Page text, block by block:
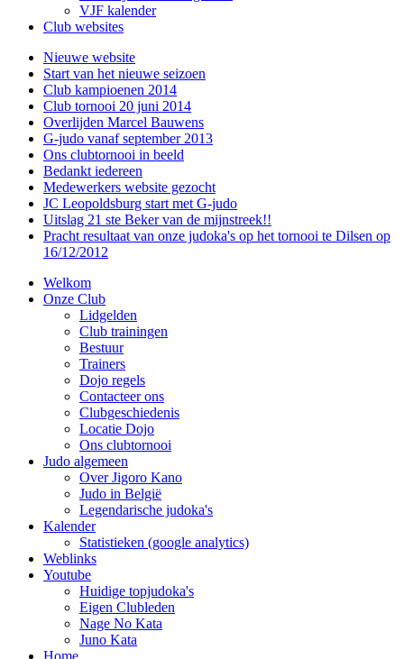
VJF kalender
Club websites
Nieuwe website
Start van het nieuwe seizoen
Club kampioenen 2014
Club tornooi 20 juni 2014
Overlijden Marcel Bauwens
G-judo vanaf september 2013
Ons clubtornooi in beeld
Bedankt iedereen
Medewerkers website gezocht
JC Leopoldsburg start met G-judo
Uitslag 21 ste Beker van de mijnstreek!!
Pracht resultaat van onze judoka's op het tornooi te Dilsen op
16/12/2012
Welkom
Onze Club
Lidgelden
Club trainingen
Bestuur
Trainers
Dojo regels
Contacteer ons
Clubgeschiedenis
Locatie Dojo
Ons clubtornooi
Judo algemeen
Over Jigoro Kano
Judo in België
Legendarische judoka's
Kalender
Statistieken (google analytics)
Weblinks
Youtube
Huidige topjudoka's
Eigen Clubleden
Nage No Kata
Juno Kata
Home